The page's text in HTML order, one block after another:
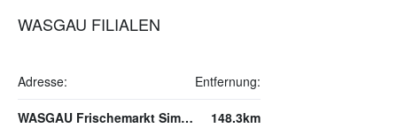
WASGAU FILIALEN
Adresse: Entfernung:
WASGAU Frischemarkt Simmern 148.3km